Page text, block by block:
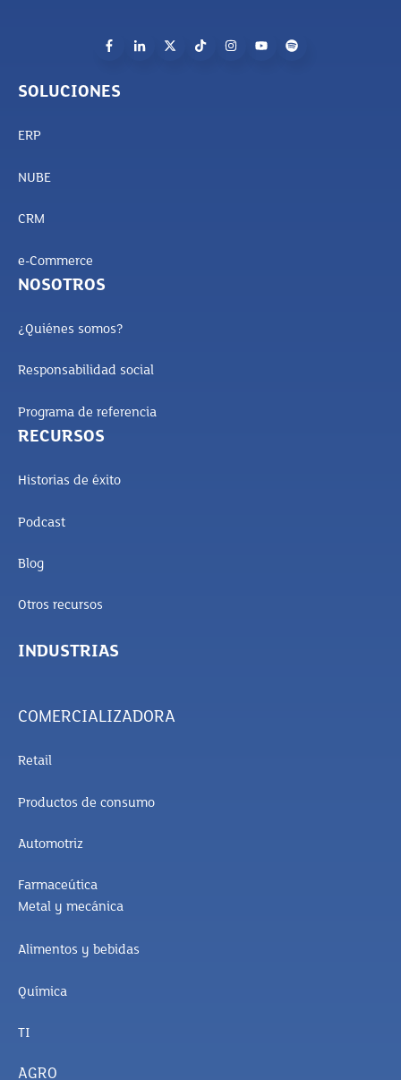
SOLUCIONES
ERP
NUBE
CRM
e-Commerce
NOSOTROS
¿Quiénes somos?
Responsabilidad social
Programa de referencia
RECURSOS
Historias de éxito
Podcast
Blog
Otros recursos
INDUSTRIAS
COMERCIALIZADORA
Retail
Productos de consumo
Automotriz
Farmaceútica
Metal y mecánica
Alimentos y bebidas
Química
TI
AGRO